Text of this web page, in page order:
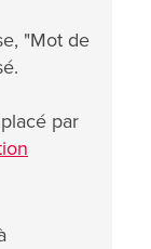
"Mot de
par